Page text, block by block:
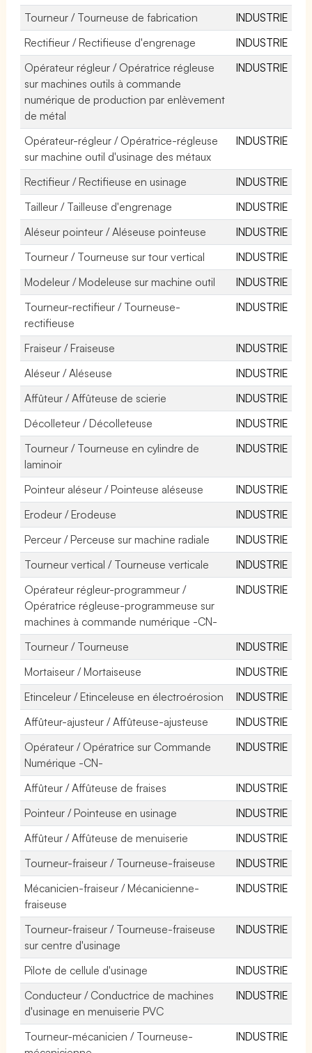
Tourneur / Tourneuse de fabrication
INDUSTRIE
Rectifieur / Rectifieuse d'engrenage
INDUSTRIE
Opérateur régleur / Opératrice régleuse
sur machines outils à commande
numérique de production par enlèvement
de métal
INDUSTRIE
Opérateur-régleur / Opératrice-régleuse
sur machine outil d'usinage des métaux
INDUSTRIE
Rectifieur / Rectifieuse en usinage
INDUSTRIE
Tailleur / Tailleuse d'engrenage
INDUSTRIE
Aléseur pointeur / Aléseuse pointeuse
INDUSTRIE
Tourneur / Tourneuse sur tour vertical
INDUSTRIE
Modeleur / Modeleuse sur machine outil
INDUSTRIE
Tourneur-rectifieur / Tourneuse-
rectifieuse
INDUSTRIE
Fraiseur / Fraiseuse
INDUSTRIE
Aléseur / Aléseuse
INDUSTRIE
Affûteur / Affûteuse de scierie
INDUSTRIE
Décolleteur / Décolleteuse
INDUSTRIE
Tourneur / Tourneuse en cylindre de
laminoir
INDUSTRIE
Pointeur aléseur / Pointeuse aléseuse
INDUSTRIE
Erodeur / Erodeuse
INDUSTRIE
Perceur / Perceuse sur machine radiale
INDUSTRIE
Tourneur vertical / Tourneuse verticale
INDUSTRIE
Opérateur régleur-programmeur /
Opératrice régleuse-programmeuse sur
machines à commande numérique -CN-
INDUSTRIE
Tourneur / Tourneuse
INDUSTRIE
Mortaiseur / Mortaiseuse
INDUSTRIE
Etinceleur / Etinceleuse en électroérosion
INDUSTRIE
Affûteur-ajusteur / Affûteuse-ajusteuse
INDUSTRIE
Opérateur / Opératrice sur Commande
Numérique -CN-
INDUSTRIE
Affûteur / Affûteuse de fraises
INDUSTRIE
Pointeur / Pointeuse en usinage
INDUSTRIE
Affûteur / Affûteuse de menuiserie
INDUSTRIE
Tourneur-fraiseur / Tourneuse-fraiseuse
INDUSTRIE
Mécanicien-fraiseur / Mécanicienne-
fraiseuse
INDUSTRIE
Tourneur-fraiseur / Tourneuse-fraiseuse
sur centre d'usinage
INDUSTRIE
Pilote de cellule d'usinage
INDUSTRIE
Conducteur / Conductrice de machines
d'usinage en menuiserie PVC
INDUSTRIE
Tourneur-mécanicien / Tourneuse-
INDUSTRIE